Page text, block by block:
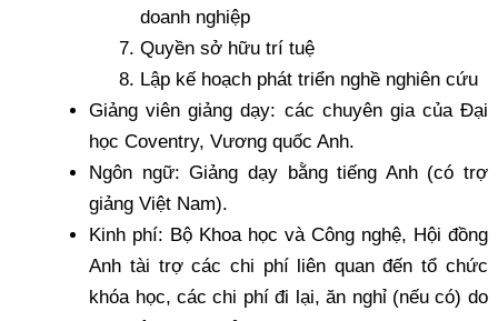
doanh nghiệp
Quyền sở hữu trí tuệ
Lập kế hoạch phát triển nghề nghiên cứu
Giảng viên giảng dạy: các chuyên gia của Đại
học Coventry, Vương quốc Anh.
Ngôn ngữ: Giảng dạy bằng tiếng Anh (có trợ
giảng Việt Nam).
Kinh phí: Bộ Khoa học và Công nghệ, Hội đồng
Anh tài trợ các chi phí liên quan đến tổ chức
khóa học, các chi phí đi lại, ăn nghỉ (nếu có) do